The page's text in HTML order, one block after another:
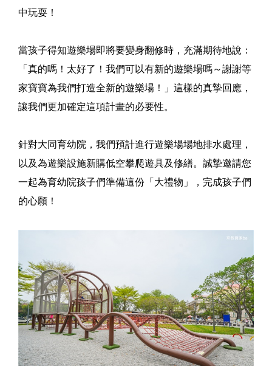
中玩耍！
當孩子得知遊樂場即將要變身翻修時，充滿期待地說：
「真的嗎！太好了！我們可以有新的遊樂場嗎～謝謝等
家寶寶為我們打造全新的遊樂場！」這樣的真摯回應，
讓我們更加確定這項計畫的必要性。
針對大同育幼院，我們預計進行遊樂場場地排水處理，
以及為遊樂設施新購低空攀爬遊具及修繕。誠摯邀請您
一起為育幼院孩子們準備這份「大禮物」，完成孩子們
的心願！